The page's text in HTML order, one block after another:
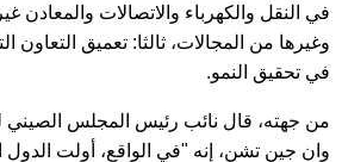
في النقل والكهرباء والاتصالات والمعادن
وغيرها من المجالات، ثالثا: تعميق التعاون
في تحقيق النمو.
من جهته، قال نائب رئيس المجلس الصيني
وان جين تشن، إنه "في الواقع، أولت الدول